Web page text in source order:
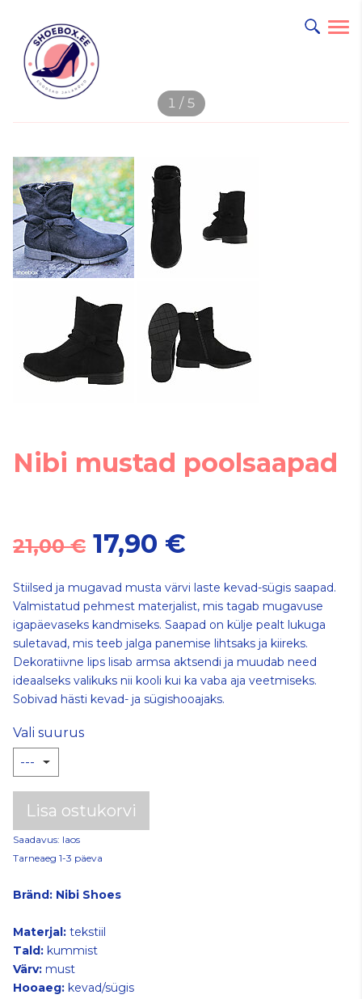
lisati ostukorvi.
1 / 5
Nibi mustad poolsaapad
21,00 € 17,90 €
Stiilsed ja mugavad musta värvi laste kevad-sügis saapad.
Valmistatud pehmest materjalist, mis tagab mugavuse
igapäevaseks kandmiseks. Saapad on külje pealt lukuga
suletavad, mis teeb jalga panemise lihtsaks ja kiireks.
Dekoratiivne lips lisab armsa aktsendi ja muudab need
ideaalseks valikuks nii kooli kui ka vaba aja veetmiseks.
Sobivad hästi kevad- ja sügishooajaks.
Vali suurus
Lisa ostukorvi
Saadavus: laos
Tarneaeg 1-3 päeva
Bränd: Nibi Shoes
Materjal: tekstiil
Tald: kummist
Värv: must
Hooaeg: kevad/sügis